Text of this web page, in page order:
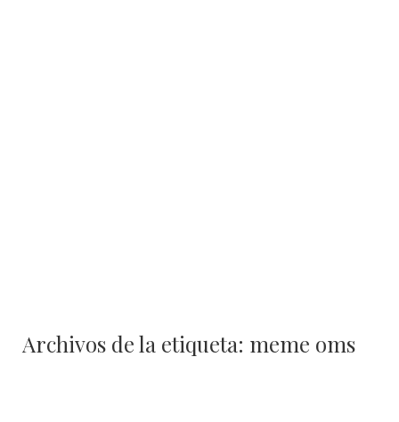
Archivos de la etiqueta: meme oms